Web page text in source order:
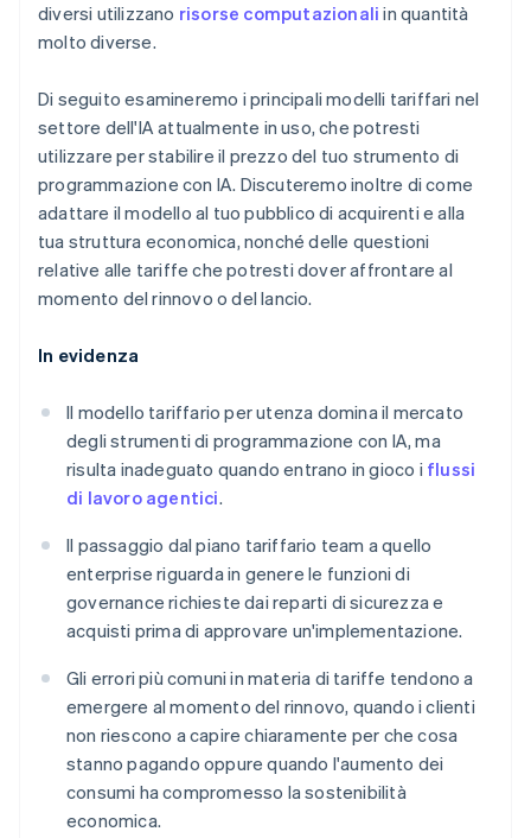
diversi utilizzano risorse computazionali in quantità
molto diverse.
Di seguito esamineremo i principali modelli tariffari nel
settore dell'IA attualmente in uso, che potresti
utilizzare per stabilire il prezzo del tuo strumento di
programmazione con IA. Discuteremo inoltre di come
adattare il modello al tuo pubblico di acquirenti e alla
tua struttura economica, nonché delle questioni
relative alle tariffe che potresti dover affrontare al
momento del rinnovo o del lancio.
In evidenza
Il modello tariffario per utenza domina il mercato
degli strumenti di programmazione con IA, ma
risulta inadeguato quando entrano in gioco i flussi
di lavoro agentici.
Il passaggio dal piano tariffario team a quello
enterprise riguarda in genere le funzioni di
governance richieste dai reparti di sicurezza e
acquisti prima di approvare un'implementazione.
Gli errori più comuni in materia di tariffe tendono a
emergere al momento del rinnovo, quando i clienti
non riescono a capire chiaramente per che cosa
stanno pagando oppure quando l'aumento dei
consumi ha compromesso la sostenibilità
economica.